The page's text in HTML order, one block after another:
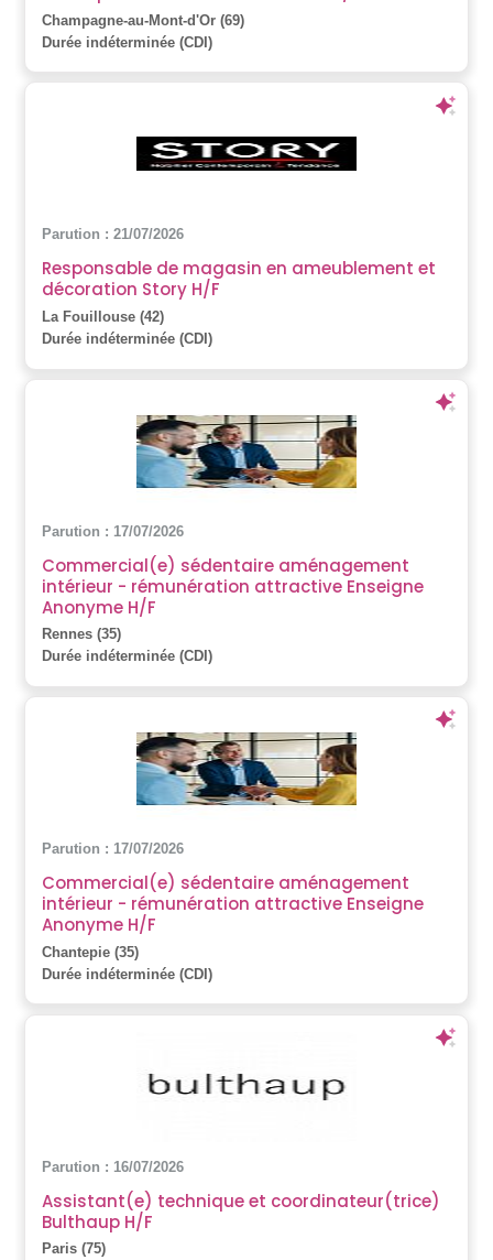
Champagne-au-Mont-d'Or (69)
Durée indéterminée (CDI)
Parution : 21/07/2026
Responsable de magasin en ameublement et
décoration Story H/F
La Fouillouse (42)
Durée indéterminée (CDI)
Parution : 17/07/2026
Commercial(e) sédentaire aménagement
intérieur - rémunération attractive Enseigne
Anonyme H/F
Rennes (35)
Durée indéterminée (CDI)
Parution : 17/07/2026
Commercial(e) sédentaire aménagement
intérieur - rémunération attractive Enseigne
Anonyme H/F
Chantepie (35)
Durée indéterminée (CDI)
Parution : 16/07/2026
Assistant(e) technique et coordinateur(trice)
Bulthaup H/F
Paris (75)